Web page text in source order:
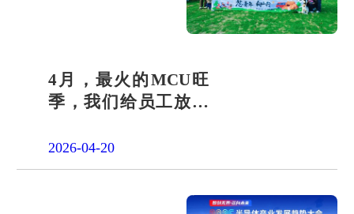
4月，最火的MCU旺
季，我们给员工放了
2026-04-20